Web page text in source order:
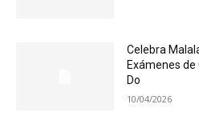
Celebra
Exámenes
Do
10/04/2026